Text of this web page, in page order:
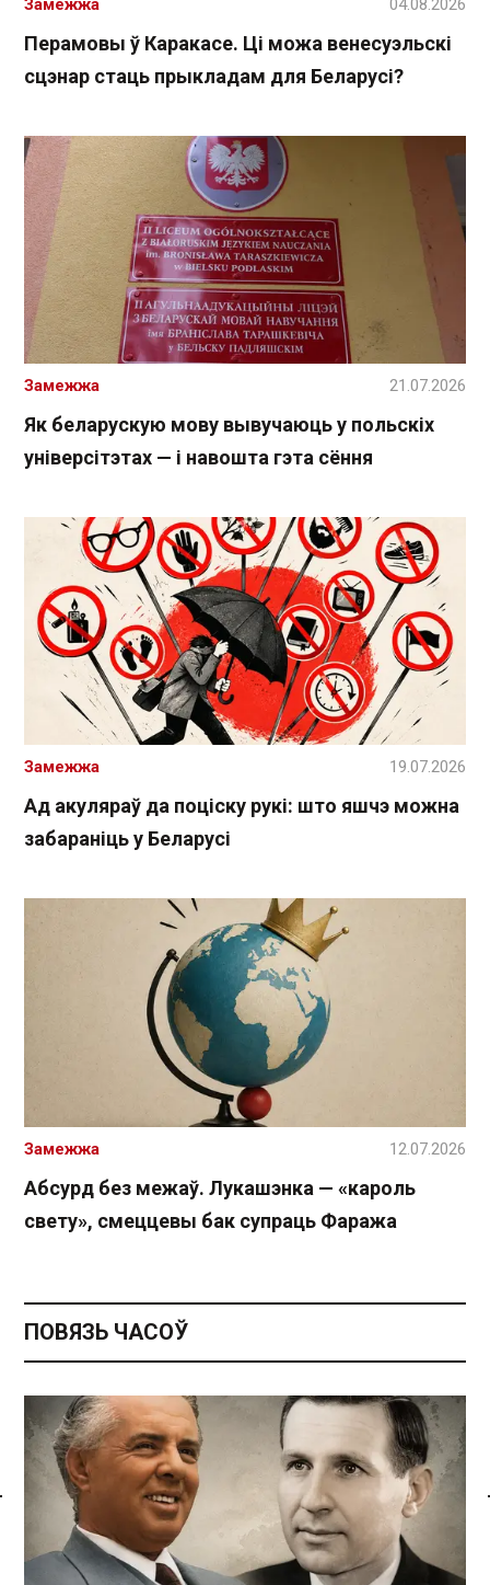
Спасылка без VPN
Перамовы ў Каракасе. Ці можа венесуэльскі
сцэнар стаць прыкладам для Беларусі?
Замежжа 04.08.2026
Як беларускую мову вывучаюць у польскіх
універсітэтах — і навошта гэта сёння
Замежжа 21.07.2026
Ад акуляраў да поціску рукі: што яшчэ можна
забараніць у Беларусі
Замежжа 19.07.2026
Абсурд без межаў. Лукашэнка — «кароль
свету», смеццевы бак супраць Фаража
Замежжа 12.07.2026
ПОВЯЗЬ ЧАСОЎ